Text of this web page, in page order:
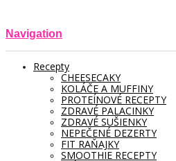
Navigation
Recepty
CHEESECAKY
KOLÁČE A MUFFINY
PROTEÍNOVÉ RECEPTY
ZDRAVÉ PALACINKY
ZDRAVÉ SUŠIENKY
NEPEČENÉ DEZERTY
FIT RAŇAJKY
SMOOTHIE RECEPTY